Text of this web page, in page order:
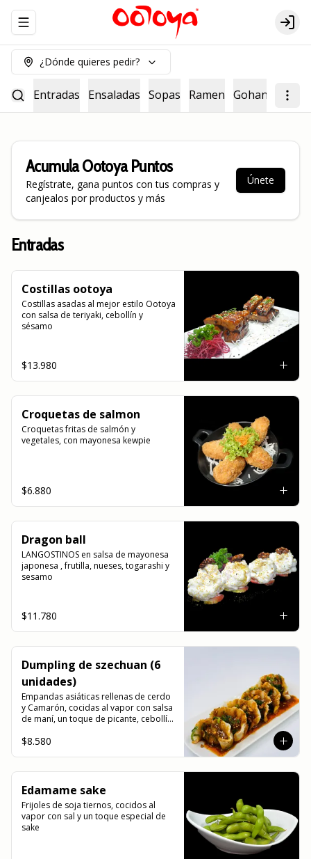
Abrir menu de navegación Login
¿Dónde quieres pedir?
Entradas Ensaladas Sopas Ramen Gohan
AcumulaOotoya Puntos
Regístrate, gana puntos con tus compras y
canjealos por productos y más
Únete
Entradas
Costillas ootoya
Costillas asadas al mejor estilo Ootoya
con salsa de teriyaki, cebollín y
sésamo
$13.980
Croquetas de salmon
Croquetas fritas de salmón y
vegetales, con mayonesa kewpie
$6.880
Dragon ball
LANGOSTINOS en salsa de mayonesa
japonesa , frutilla, nueses, togarashi y
sesamo
$11.780
Dumpling de szechuan (6
unidades)
Empandas asiáticas rellenas de cerdo
y Camarón, cocidas al vapor con salsa
de maní, un toque de picante, cebollín
$8.580
Edamame sake
Frijoles de soja tiernos, cocidos al
vapor con sal y un toque especial de
sake